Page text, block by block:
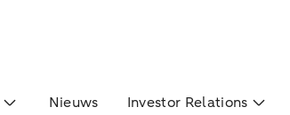
Nieuws Investor Relations